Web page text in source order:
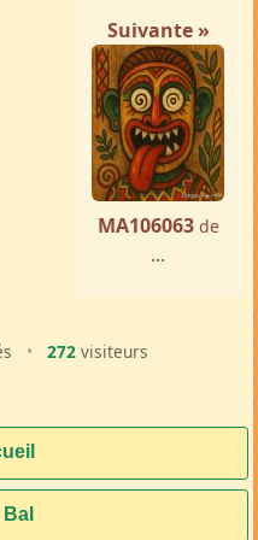
Suivante »
MA106063 de
...
• 272 visiteurs